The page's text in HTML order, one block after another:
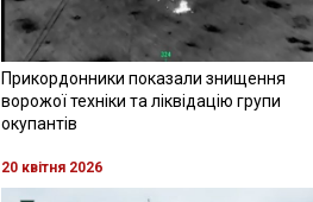
Прикордонники показали знищення
ворожої техніки та ліквідацію групи
окупантів
20 квітня 2026